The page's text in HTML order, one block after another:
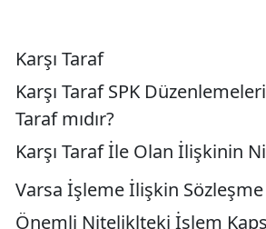
Karşı Taraf
Karşı Taraf SPK
Taraf mıdır?
Karşı Taraf İle Olan İlişkinin
Varsa İşleme İlişkin
Önemli Niteliklteki İşlem